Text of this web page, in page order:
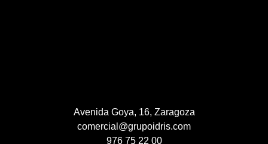
Avenida Goya, 16, Zaragoza
comercial@grupoidris.com
976 75 22 00